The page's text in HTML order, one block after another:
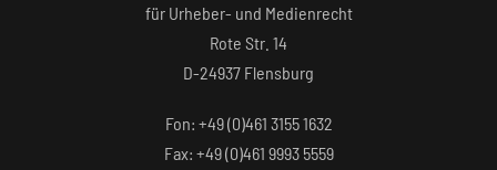
für Urheber- und Medienrecht
Rote Str. 14
D-24937 Flensburg
Fon: +49 (0)461 3155 1632‬
Fax: +49 (0)461 9993 5559‬